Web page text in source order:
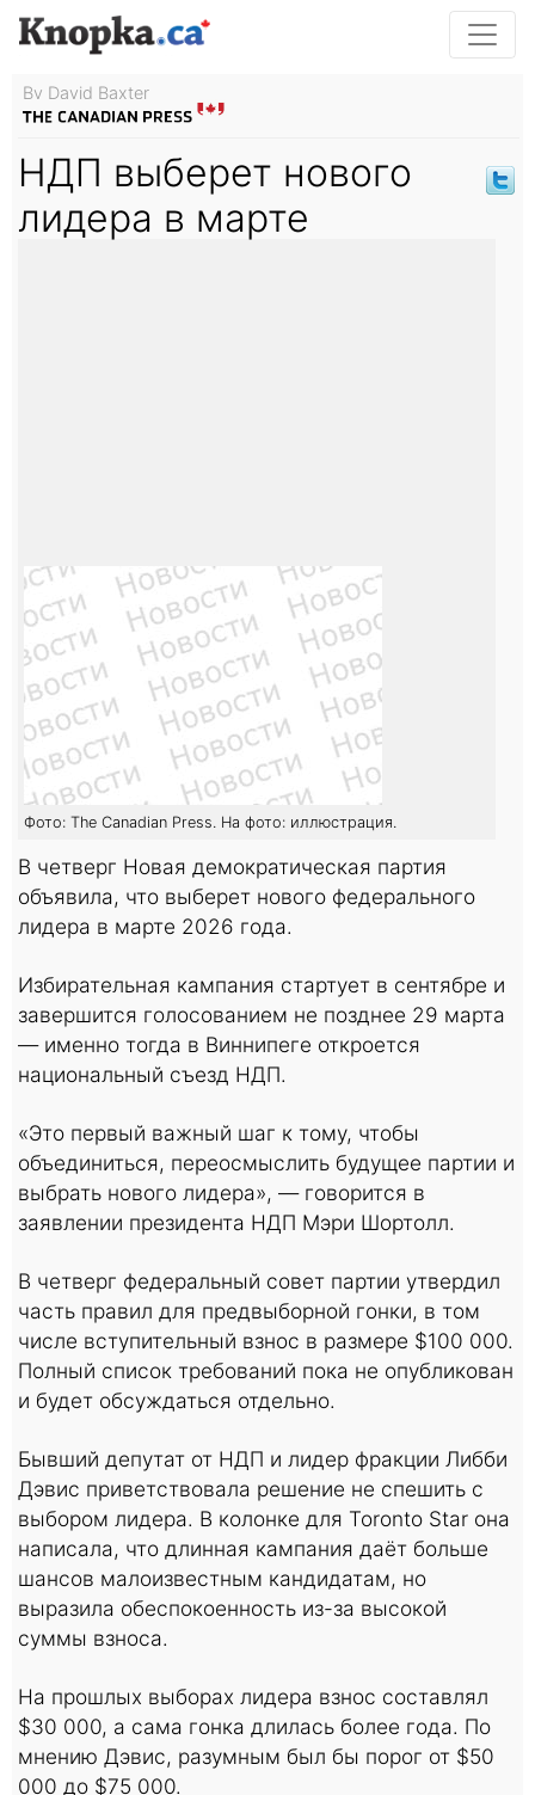
By David Baxter
НДП выберет нового
лидера в марте
Фото: The Canadian Press. На фото: иллюстрация.
В четверг Новая демократическая партия
объявила, что выберет нового федерального
лидера в марте 2026 года.
Избирательная кампания стартует в сентябре и
завершится голосованием не позднее 29 марта
— именно тогда в Виннипеге откроется
национальный съезд НДП.
«Это первый важный шаг к тому, чтобы
объединиться, переосмыслить будущее партии и
выбрать нового лидера», — говорится в
заявлении президента НДП Мэри Шортолл.
В четверг федеральный совет партии утвердил
часть правил для предвыборной гонки, в том
числе вступительный взнос в размере $100 000.
Полный список требований пока не опубликован
и будет обсуждаться отдельно.
Бывший депутат от НДП и лидер фракции Либби
Дэвис приветствовала решение не спешить с
выбором лидера. В колонке для Toronto Star она
написала, что длинная кампания даёт больше
шансов малоизвестным кандидатам, но
выразила обеспокоенность из-за высокой
суммы взноса.
На прошлых выборах лидера взнос составлял
$30 000, а сама гонка длилась более года. По
мнению Дэвис, разумным был бы порог от $50
000 до $75 000.